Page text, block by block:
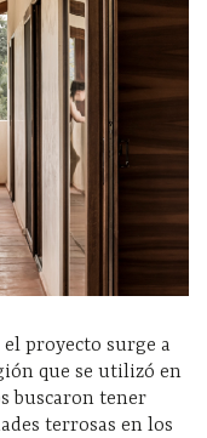
proyecto surge a
que se utilizó en
buscaron tener
terrosas en los